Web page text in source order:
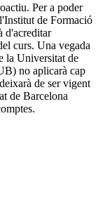
Per a poder
de Formació
d'acreditar
curs. Una vegada
la Universitat de
no aplicarà cap
de ser vigent
de Barcelona